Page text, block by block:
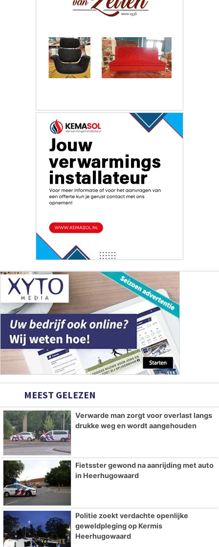
MEEST GELEZEN
Verwarde man zorgt voor overlast langs
drukke weg en wordt aangehouden
Fietsster gewond na aanrijding met auto
in Heerhugowaard
Politie zoekt verdachte openlijke
geweldpleging op Kermis
Heerhugowaard